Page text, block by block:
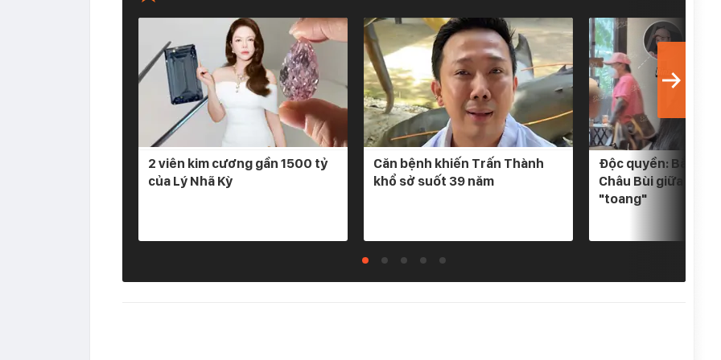
2 viên kim cương gần 1500 tỷ
của Lý Nhã Kỳ
Căn bệnh khiến Trấn Thành
khổ sở suốt 39 năm
Độc quyền: Bắt gặp
Châu Bùi giữa tin
"toang"